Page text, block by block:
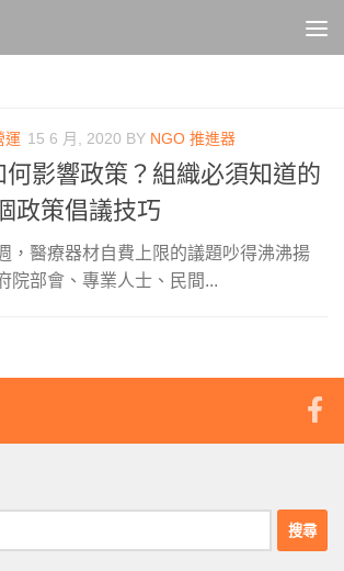
運 15 6 月, 2020 BY NGO 推進器
何影響政策？組織必須知道的
政策倡議技巧
，醫療器材自費上限的議題吵得沸沸揚
院部會、專業人士、民間...